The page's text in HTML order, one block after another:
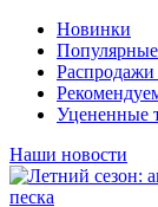
Новинки
Уцененные
Наши новости